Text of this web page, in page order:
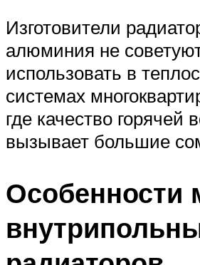
Изготовители
алюминия не
использовать в
системах
где качество горячей
вызывает большие
Особенности